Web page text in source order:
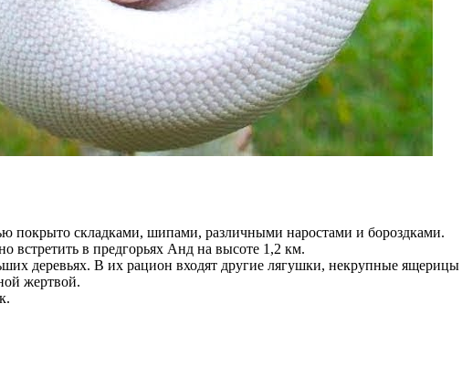
покрыто складками, шипами, различными наростами и бороздками.
встретить в предгорьях Анд на высоте 1,2 км.
деревьях. В их рацион входят другие лягушки, некрупные ящерицы
жертвой.